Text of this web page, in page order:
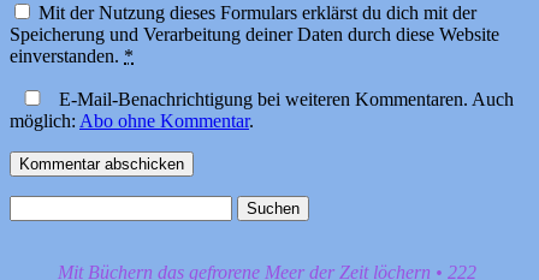
Mit der Nutzung dieses Formulars erklärst du dich mit der
Speicherung und Verarbeitung deiner Daten durch diese Website
einverstanden. *
E-Mail-Benachrichtigung bei weiteren Kommentaren. Auch
möglich: Abo ohne Kommentar.
nach:
Mit Büchern das gefrorene Meer der Zeit löchern • 222